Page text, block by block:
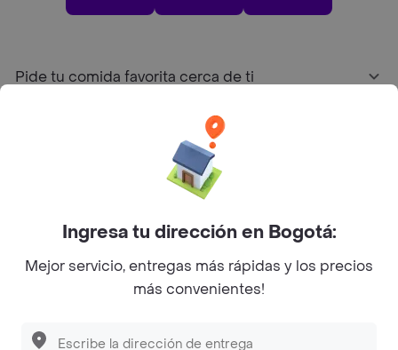
Pide tu comida favorita cerca de ti
Sobre Rappi
Facebook
Twitter
Instagram
© 2026Rappi Inc. All rights reserved.
Ingresa tu dirección en Bogotá:
Mejor servicio, entregas más rápidas y los precios
más convenientes!